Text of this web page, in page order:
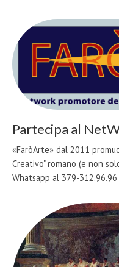
Partecipa al
«FaròArte» dal 2011
Creativo" romano (e non
Whatsapp al 379-